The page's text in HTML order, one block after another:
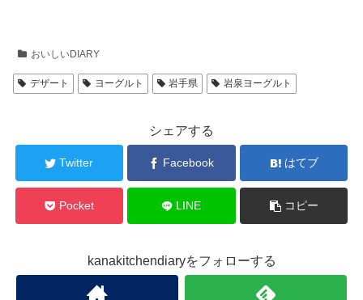
おいしいDIARY
デザート ヨーグルト 岩手県 岩泉ヨーグルト
シェアする
Twitter Facebook はてブ
Pocket LINE コピー
kanakitchendiaryをフォローする